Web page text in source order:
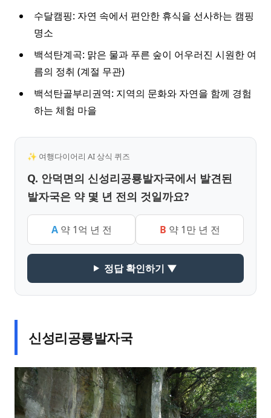
수달캠핑: 자연 속에서 편안한 휴식을 선사하는 캠핑
명소
백석탄계곡: 맑은 물과 푸른 숲이 어우러진 시원한 여
름의 정취 (계절 무관)
백석탄골부리권역: 지역의 문화와 자연을 함께 경험
하는 체험 마을
✨ 여행다이어리 AI 상식 퀴즈
Q. 안덕면의 신성리공룡발자국에서 발견된
발자국은 약 몇 년 전의 것일까요?
A약 1억 년 전 B 약 1만 년 전
정답 확인하기 ▼
신성리공룡발자국